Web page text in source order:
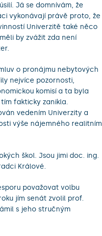
Já se domnívám, že
vykonávají právě proto, že
Univerzitě také něco
by zvážit zda není
o pronájmu nebytových
nejvíce pozornosti,
komisí a ta byla
fakticky zanikla.
vedením Univerzity a
výše nájemného realitním
škol. Jsou jimi doc. ing.
Králové.
považovat volbu
jím senát zvolil prof.
s jeho stručným